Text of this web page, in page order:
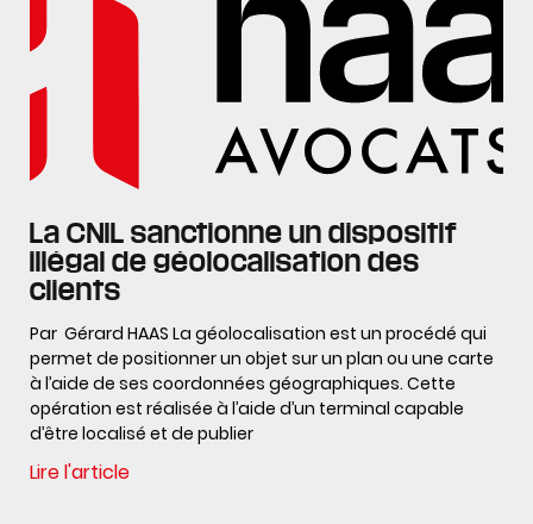
La CNIL sanctionne un dispositif
illégal de géolocalisation des
clients
Par Gérard HAAS La géolocalisation est un procédé qui
permet de positionner un objet sur un plan ou une carte
à l’aide de ses coordonnées géographiques. Cette
opération est réalisée à l’aide d’un terminal capable
d’être localisé et de publier
Lire l'article